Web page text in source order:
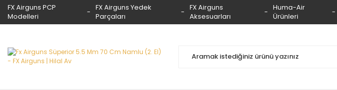
FX Airguns PCP
Modelleri
FX Airguns Yedek
Parçaları
FX Airguns
Aksesuarları
Huma-Air
Ürünleri